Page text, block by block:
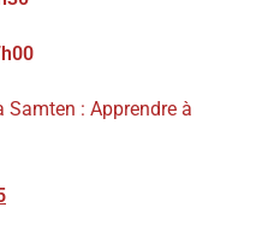
: Apprendre à